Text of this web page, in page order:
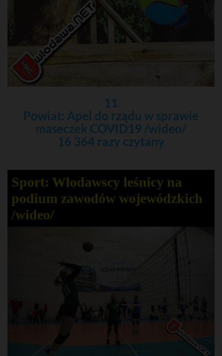
11
Powiat: Apel do rządu w sprawie
maseczek COVID19 /wideo/
16 364 razy czytany
Sport: Włodawscy leśnicy na
podium zawodów wojewódzkich
/wideo/